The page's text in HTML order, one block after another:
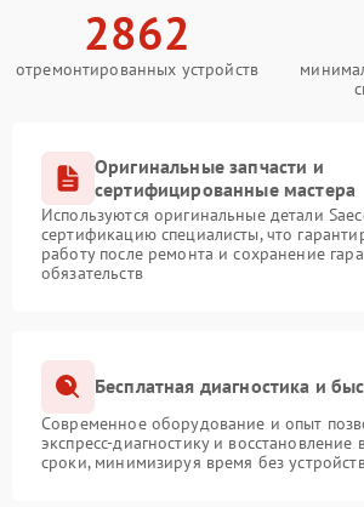
2862
отремонтированных устройств
Оригинальные запчасти и
сертифицированные мастера
Используются оригинальные детали
сертификацию специалисты, что
работу после ремонта и сохранение
обязательств
Бесплатная диагностика и
Современное оборудование и опыт
экспресс-диагностику и восстановление
сроки, минимизируя время без